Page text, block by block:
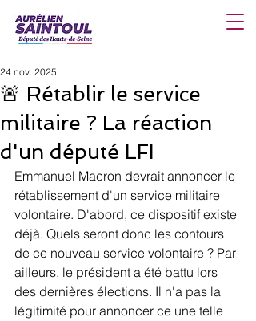
🚨 Rétablir le service
militaire ? La réaction
d'un député LFI
24 nov. 2025
Emmanuel Macron devrait annoncer le
rétablissement d'un service militaire
volontaire. D'abord, ce dispositif existe
déjà. Quels seront donc les contours
de ce nouveau service volontaire ? Par
ailleurs, le président a été battu lors
des dernières élections. Il n'a pas la
légitimité pour annoncer ce une telle